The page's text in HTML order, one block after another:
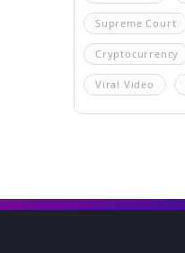
Supreme Court
Cryptocurrency
Viral Video